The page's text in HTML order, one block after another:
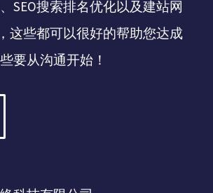
SEO搜索排名优化以及建站网
这些都可以很好的帮助您达成
要从沟通开始！